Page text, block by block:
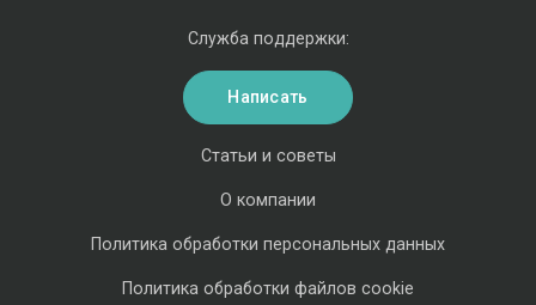
Статьи и советы
О компании
Политика обработки персональных данных
Политика обработки файлов cookie
Служба поддержки:
Написать